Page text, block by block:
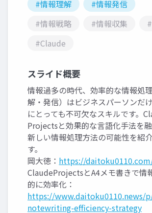
#情報理解
#情報発信
#情報戦略
#情報収集
#Claude
スライド概要
情報過多の時代、効率的な情報処
解・発信）はビジネスパーソンだ
にとっても不可欠なスキルです。
Projectsと効果的な言語化手法を融
新しい情報処理方法の可能性を紹
す。
岡大徳： https://
ClaudeProjectsとA4メモ書きで情
的に効率化：
https://www.daitoku0110.news/
notewriting-efficiency-strategy